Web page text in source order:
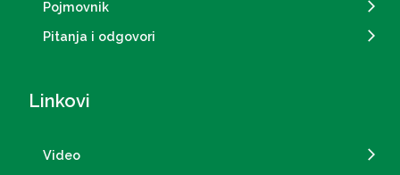
Pojmovnik
Pitanja i odgovori
Linkovi
Video